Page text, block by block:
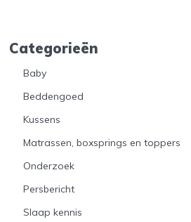
Categorieën
Baby
Beddengoed
Kussens
Matrassen, boxsprings en toppers
Onderzoek
Persbericht
Slaap kennis